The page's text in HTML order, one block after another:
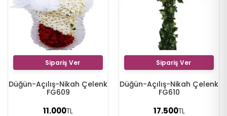
Sipariş Ver
Düğün-Açılış-Nikah Çelenk
FG609
11.000TL
Sipariş Ver
Düğün-Açılış-Nikah Çelenk
FG610
17.500TL